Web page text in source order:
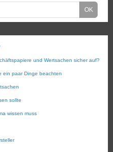
und Wertsachen sicher auf?
ein paar Dinge beachten
sollte
wissen muss